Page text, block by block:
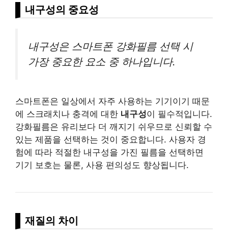
내구성의 중요성
내구성은 스마트폰 강화필름 선택 시
가장 중요한 요소 중 하나입니다.
스마트폰은 일상에서 자주 사용하는 기기이기 때문
에 스크래치나 충격에 대한 내구성이 필수적입니다.
강화필름은 유리보다 더 깨지기 쉬우므로 신뢰할 수
있는 제품을 선택하는 것이 중요합니다. 사용자 경
험에 따라 적절한 내구성을 가진 필름을 선택하면
기기 보호는 물론, 사용 편의성도 향상됩니다.
재질의 차이